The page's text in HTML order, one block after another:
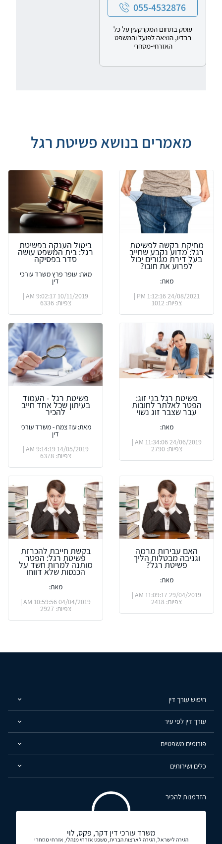
055-4532876
עוסק בתחום המקרקעין על כל
רבדיו, הוצאה לפועל והמשפט
האזרחי-מסחרי
מאמרים בנושא פשיטת רגל
מחיקת בקשה לפשיטת
רגל: מדוע נקבע שחייב
בעל דירת מגורים יכול
לפרוע את חובו?
מאת:
24/08/2021 1:12:16 PM |
צפיות: 1012
ביטול הענקה בפשיטת
רגל: בית המשפט עושה
סדר בפסיקה
מאת: עופר פרץ משרד עורכי
דין
10/11/2019 9:02:17 AM |
צפיות: 6336
פשיטת רגל בני זוג:
הפטר לאלתר לחובות
עבר שצבר זוג נשוי
מאת:
24/06/2019 11:34:06 AM |
צפיות: 2790
פשיטת רגל - העמוד
בעיתון שכל אחד חייב
להכיר
מאת: עוז צמח - משרד עורכי
דין
14/05/2019 9:14:19 AM |
צפיות: 6378
האם עבירות מרמה
וגניבה מבטלות הליך
פשיטת רגל?
מאת:
29/04/2019 11:09:17 AM |
צפיות: 2418
בקשת חייבת להכרזת
פשיטת רגל: הפטר
מותנה למרות חשד על
הכנסות שלא דווחו
מאת:
04/04/2019 10:59:56 AM |
צפיות: 2927
חיפוש עורך דין
עורך דין לפי עיר
פורומים משפטיים
כלים ושירותים
הזדמנות להכיר
משרד עורכי דין דקר, פקס, לוי
הגירה לישראל, הגירה לארצות הברית, משפט אזרחי מנהלי, אזרחי מסחרי